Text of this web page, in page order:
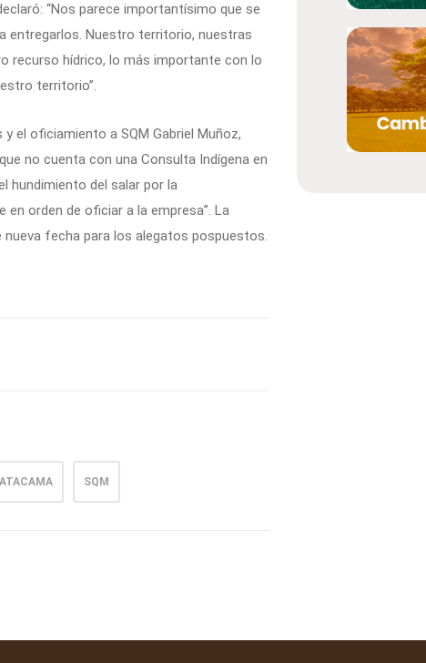
“Nos parece importantísimo que se
entregarlos. Nuestro territorio, nuestras
recurso hídrico, lo más importante con lo
territorio”.
el oficiamiento a SQM Gabriel Muñoz,
no cuenta con una Consulta Indígena en
hundimiento del salar por la
orden de oficiar a la empresa”. La
fecha para los alegatos pospuestos.
SQM